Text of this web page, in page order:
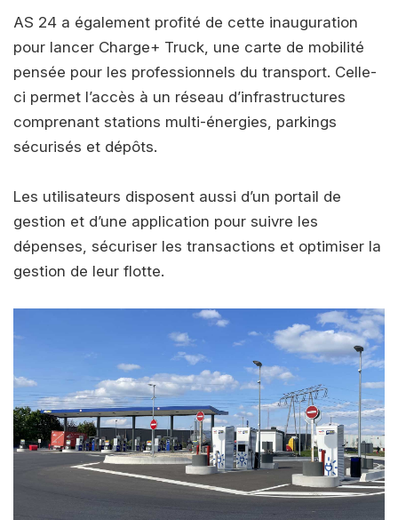
AS 24 a également profité de cette inauguration
pour lancer Charge+ Truck, une carte de mobilité
pensée pour les professionnels du transport. Celle-
ci permet l’accès à un réseau d’infrastructures
comprenant stations multi-énergies, parkings
sécurisés et dépôts.
Les utilisateurs disposent aussi d’un portail de
gestion et d’une application pour suivre les
dépenses, sécuriser les transactions et optimiser la
gestion de leur flotte.